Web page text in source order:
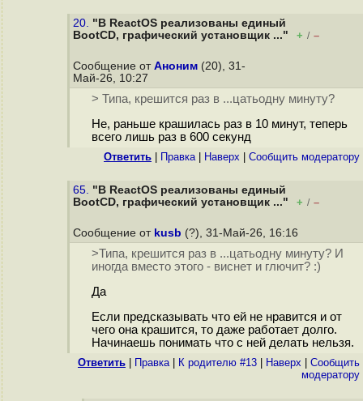
20. "В ReactOS реализованы единый
BootCD, графический установщик ..."
+ / –
Сообщение от Аноним (20), 31-
Май-26, 10:27
> Типа, крешится раз в ...цатьодну минуту?
Не, раньше крашилась раз в 10 минут, теперь
всего лишь раз в 600 секунд
Ответить Правка| Наверх Cообщить модератору
65. "В ReactOS реализованы единый
BootCD, графический установщик ..."
+ / –
Сообщение от kusb (?), 31-Май-26, 16:16
>Типа, крешится раз в ...цатьодну минуту? И
иногда вместо этого - виснет и глючит? :)
Да
Если предсказывать что ей не нравится и от
чего она крашится, то даже работает долго.
Начинаешь понимать что с ней делать нельзя.
Ответить Правка| К родителю #13 Наверх
Cообщить
модератору